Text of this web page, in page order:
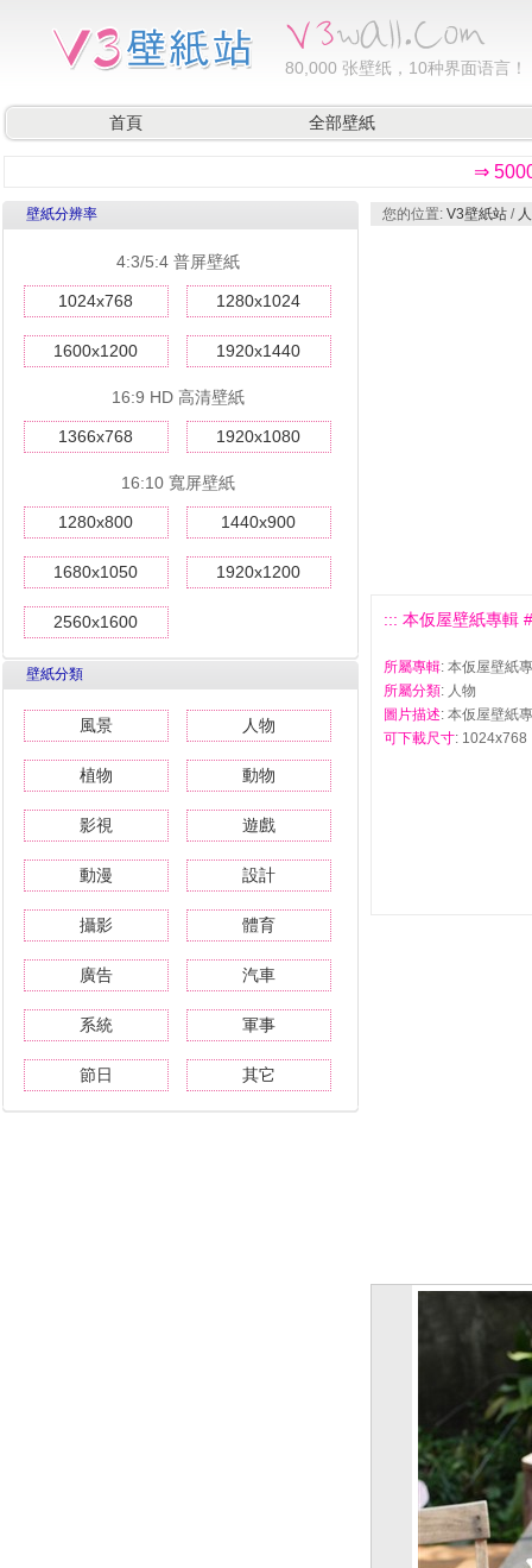
80,000 张壁纸，10种界面语言！
首頁 全部壁紙
⇒
壁紙分辨率
4:3/5:4 普屏壁紙
1024x768 1280x1024
1600x1200 1920x1440
16:9 HD 高清壁紙
1366x768 1920x1080
16:10 寬屏壁紙
1280x800 1440x900
1680x1050 1920x1200
2560x1600
壁紙分類
風景 人物
植物 動物
影視 遊戲
動漫 設計
攝影 體育
廣告 汽車
系統 軍事
節日 其它
您的位置: V3壁紙站 /
::: 本仮屋壁紙專輯
所屬專輯: 本仮屋壁紙
所屬分類: 人物
圖片描述: 本仮屋壁紙
可下載尺寸: